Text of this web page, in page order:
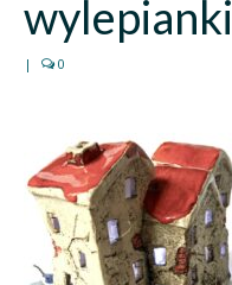
wylepianki
| 0